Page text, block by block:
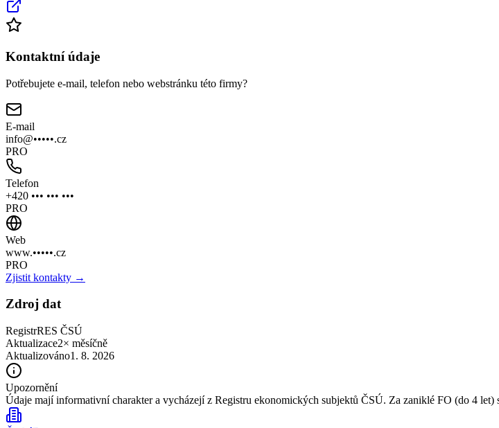
Kontaktní údaje
Potřebujete e-mail, telefon nebo webstránku této firmy?
E-mail
info@•••••.cz
PRO
Telefon
+420 ••• ••• •••
PRO
Web
www.•••••.cz
PRO
Zjistit kontakty →
Zdroj dat
RegistrRES ČSÚ
Aktualizace2× měsíčně
Aktualizováno1. 8. 2026
Upozornění
Údaje mají informativní charakter a vycházejí z Registru ekonomických subjektů ČSÚ. Za zaniklé FO (do 4